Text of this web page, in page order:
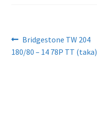
Artikkelien
selaus
Edellinen
artikkeli
Bridgestone TW 204
180/80 – 14 78P TT (taka)